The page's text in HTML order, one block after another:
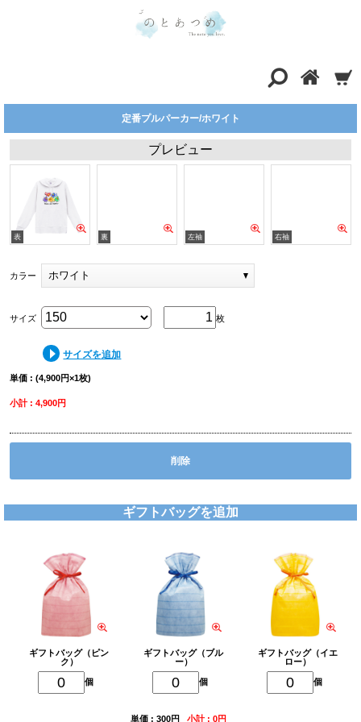
定番プルパーカー/ホワイト
プレビュー
カラー ホワイト
枚
サイズ
サイズを追加
単価 : (4,900円×1枚)
小計 : 4,900円
削除
ギフトバッグを追加
ギフトバッグ（ピン
ク）
個
ギフトバッグ（ブル
ー）
個
ギフトバッグ（イエ
ロー）
個
単価 : 300円 小計 : 0円